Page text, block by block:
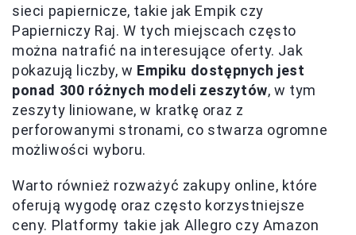
sieci papiernicze, takie jak Empik czy
Papierniczy Raj. W tych miejscach często
można natrafić na interesujące oferty. Jak
pokazują liczby, w Empiku dostępnych jest
ponad 300 różnych modeli zeszytów, w tym
zeszyty liniowane, w kratkę oraz z
perforowanymi stronami, co stwarza ogromne
możliwości wyboru.
Warto również rozważyć zakupy online, które
oferują wygodę oraz często korzystniejsze
ceny. Platformy takie jak Allegro czy Amazon